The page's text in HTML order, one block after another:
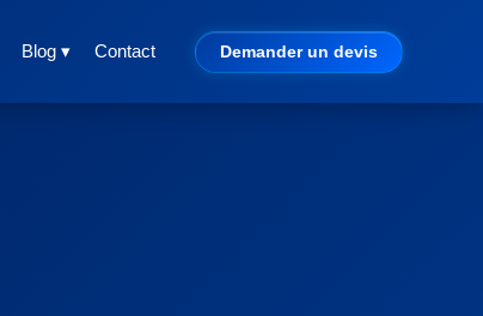
Blog ▾ Contact Demander un devis